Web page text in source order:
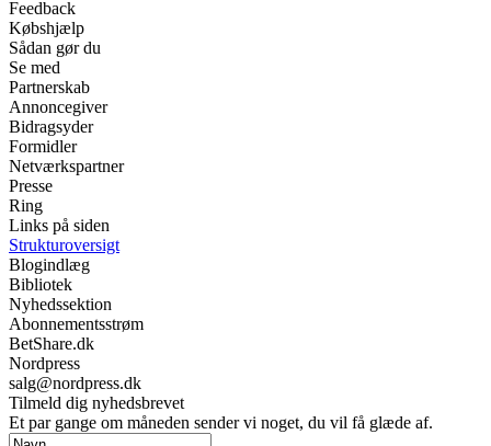
Feedback
Købshjælp
Sådan gør du
Se med
Partnerskab
Annoncegiver
Bidragsyder
Formidler
Netværkspartner
Presse
Ring
Links på siden
Strukturoversigt
Blogindlæg
Bibliotek
Nyhedssektion
Abonnementsstrøm
BetShare.dk
Nordpress
salg@nordpress.dk
Tilmeld dig nyhedsbrevet
Et par gange om måneden sender vi noget, du vil få glæde af.